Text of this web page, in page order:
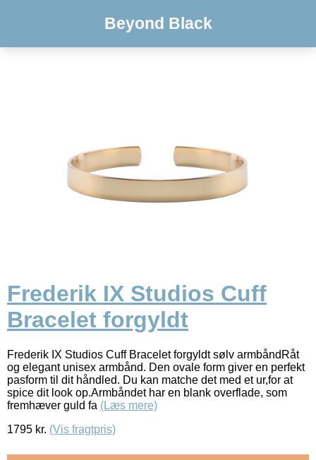
Beyond Black
Frederik IX Studios Cuff
Bracelet forgyldt
Frederik IX Studios Cuff Bracelet forgyldt sølv armbåndRåt
og elegant unisex armbånd. Den ovale form giver en perfekt
pasform til dit håndled. Du kan matche det med et ur,for at
spice dit look op.Armbåndet har en blank overflade, som
fremhæver guld fa (Læs mere)
1795 kr. (Vis fragtpris)